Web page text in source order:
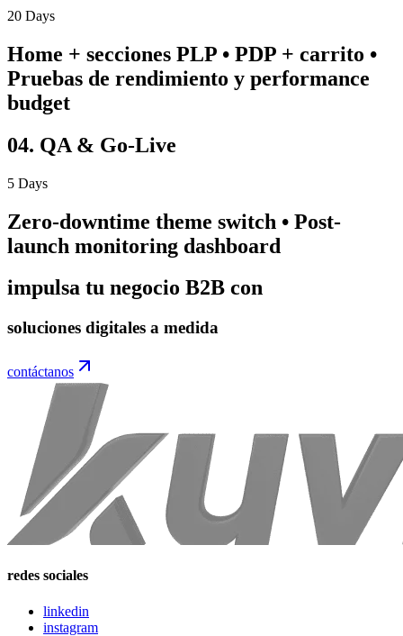
20 Days
Home + secciones PLP • PDP + carrito •
Pruebas de rendimiento y performance
budget
04. QA & Go-Live
5 Days
Zero-downtime theme switch • Post-
launch monitoring dashboard
impulsa tu negocio B2B con
soluciones digitales a medida
contáctanos
redes sociales
linkedin
instagram